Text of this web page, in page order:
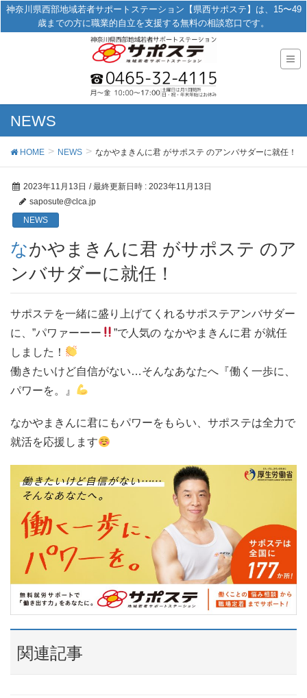
神奈川県西部地域若者サポートステーション【県西サポステ】は、15〜49
歳までの方に職業的自立を支援する無料の相談窓口です。
NEWS
HOME NEWS なかやまきんに君 がサポステ のアンバサダーに就任！
2023年11月13日 / 最終更新日時 : 2023年11月13日
saposute@clca.jp
NEWS
なかやまきんに君 がサポステ のア
ンバサダーに就任！
サポステを一緒に盛り上げてくれるサポステアンバサダー
に、”パワァーーー
”で人気の なかやまきんに君 が就任
しました！
働きたいけど自信がない…そんなあなたへ『働く一歩に、
パワーを。』
なかやまきんに君にもパワーをもらい、サポステは全力で
就活を応援します
関連記事